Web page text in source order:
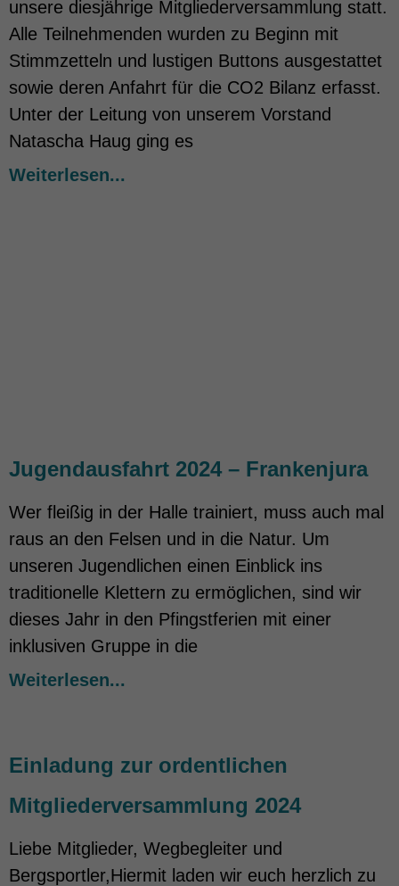
unsere diesjährige Mitgliederversammlung statt.
Alle Teilnehmenden wurden zu Beginn mit
Stimmzetteln und lustigen Buttons ausgestattet
sowie deren Anfahrt für die CO2 Bilanz erfasst.
Unter der Leitung von unserem Vorstand
Natascha Haug ging es
Weiterlesen...
Jugendausfahrt 2024 – Frankenjura
Wer fleißig in der Halle trainiert, muss auch mal
raus an den Felsen und in die Natur. Um
unseren Jugendlichen einen Einblick ins
traditionelle Klettern zu ermöglichen, sind wir
dieses Jahr in den Pfingstferien mit einer
inklusiven Gruppe in die
Weiterlesen...
Einladung zur ordentlichen
Mitgliederversammlung 2024
Liebe Mitglieder, Wegbegleiter und
Bergsportler,Hiermit laden wir euch herzlich zu
powered by Borlabs Cookie Impressum